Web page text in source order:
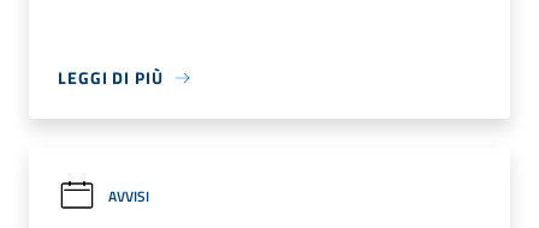
LEGGI DI PIÙ
AVVISI